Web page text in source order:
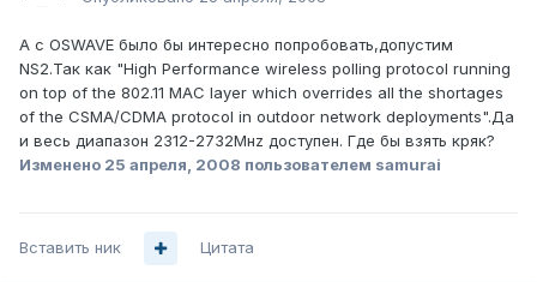
A c OSWAVE было бы интересно попробовать,допустим
NS2.Так как "High Performance wireless polling protocol running
on top of the 802.11 MAC layer which overrides all the shortages
of the CSMA/CDMA protocol in outdoor network deployments".Да
и весь диапазон 2312-2732Мнz доступен. Где бы взять кряк?
Изменено 25 апреля, 2008 пользователем samurai
Вставить ник Цитата